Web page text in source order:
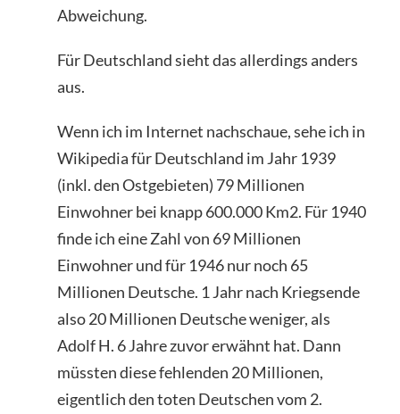
Abweichung.
Für Deutschland sieht das allerdings anders
aus.
Wenn ich im Internet nachschaue, sehe ich in
Wikipedia für Deutschland im Jahr 1939
(inkl. den Ostgebieten) 79 Millionen
Einwohner bei knapp 600.000 Km2. Für 1940
finde ich eine Zahl von 69 Millionen
Einwohner und für 1946 nur noch 65
Millionen Deutsche. 1 Jahr nach Kriegsende
also 20 Millionen Deutsche weniger, als
Adolf H. 6 Jahre zuvor erwähnt hat. Dann
müssten diese fehlenden 20 Millionen,
eigentlich den toten Deutschen vom 2.